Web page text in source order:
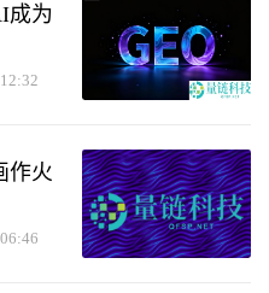
成为
作火